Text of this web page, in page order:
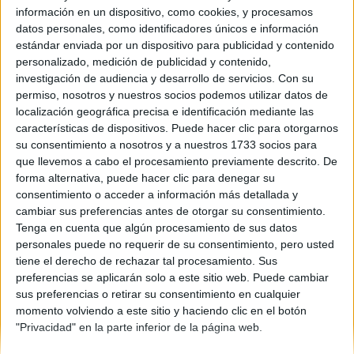
información en un dispositivo, como cookies, y procesamos
datos personales, como identificadores únicos e información
estándar enviada por un dispositivo para publicidad y contenido
personalizado, medición de publicidad y contenido,
investigación de audiencia y desarrollo de servicios. Con su
permiso, nosotros y nuestros socios podemos utilizar datos de
localización geográfica precisa e identificación mediante las
características de dispositivos. Puede hacer clic para otorgarnos
su consentimiento a nosotros y a nuestros 1733 socios para
que llevemos a cabo el procesamiento previamente descrito. De
forma alternativa, puede hacer clic para denegar su
consentimiento o acceder a información más detallada y
cambiar sus preferencias antes de otorgar su consentimiento.
Tenga en cuenta que algún procesamiento de sus datos
personales puede no requerir de su consentimiento, pero usted
tiene el derecho de rechazar tal procesamiento. Sus
preferencias se aplicarán solo a este sitio web. Puede cambiar
sus preferencias o retirar su consentimiento en cualquier
momento volviendo a este sitio y haciendo clic en el botón
"Privacidad" en la parte inferior de la página web.
Ver Resultados
Uno o ninguno, no me gusta leer
Entre dos y cinco
Más de cinco, la lectura es una de mis pasiones
Depende, ¿de qué? (deja tu comentario)
Quiénes somos|Contactar|Anúnciate
Aviso legal|Politica de privacidad|Condiciones generales